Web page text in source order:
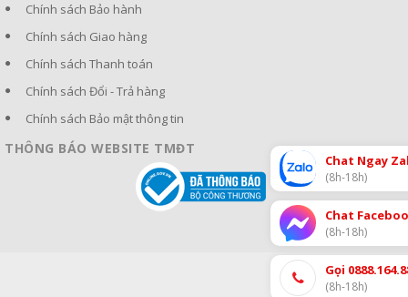
Chính sách Bảo hành
Chính sách Giao hàng
Chính sách Thanh toán
Chính sách Đổi - Trả hàng
Chính sách Bảo mật thông tin
THÔNG BÁO WEBSITE TMĐT
Chat Ngay
(8h-18h)
Chat
(8h-18h)
Gọi
(8h-18h)